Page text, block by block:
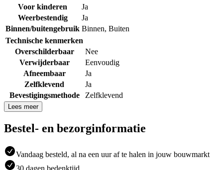
Voor kinderen
Ja
Weerbestendig
Ja
Binnen/buitengebruik Binnen, Buiten
Technische kenmerken
Overschilderbaar
Nee
Verwijderbaar
Eenvoudig
Afneembaar
Ja
Zelfklevend
Ja
Bevestigingsmethode
Zelfklevend
Lees meer
Bestel- en bezorginformatie
Vandaag besteld, al na een uur af te halen in jouw bouwmarkt
30 dagen bedenktijd